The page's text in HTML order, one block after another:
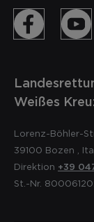
Weißes
Lorenz-Böhler-
39100 Bozen
Direktion +39
St.-Nr.